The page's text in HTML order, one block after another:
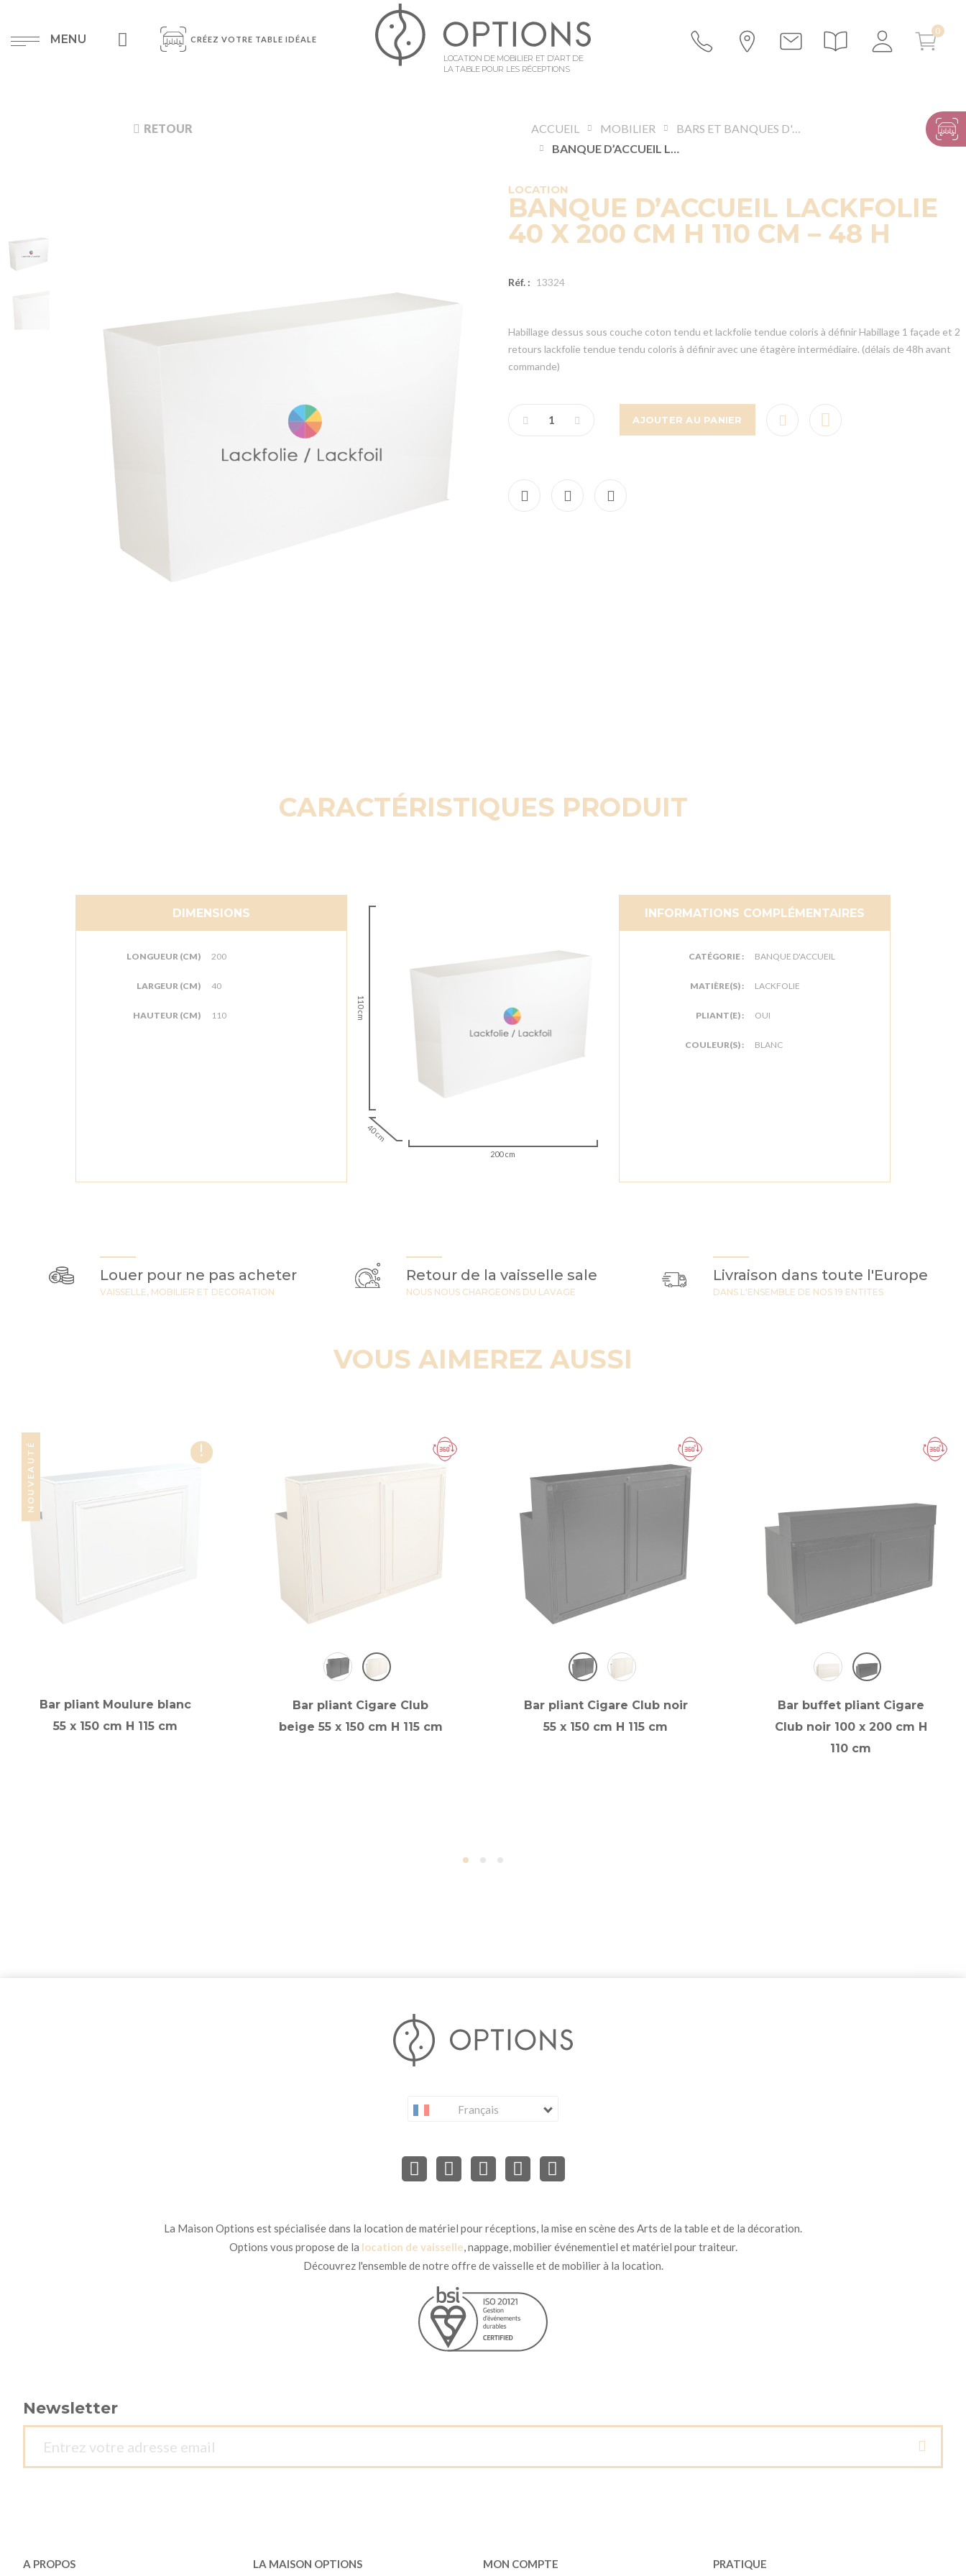
MENU CRÉEZ VOTRE TABLE IDÉALE
LOCATION DE MOBILIER ET D’ART DE
LA TABLE POUR LES RÉCEPTIONS
RETOUR ACCUEIL MOBILIER
BARS ET BANQUES D'ACCUEIL
BANQUE D’ACCUEIL LACKFOLIE 40 X 200 CM H 110 CM – 48 H
LOCATION
BANQUE D’ACCUEIL LACKFOLIE
40 X 200 CM H 110 CM – 48 H
Réf. : 13324
Habillage dessus sous couche coton tendu et lackfolie tendue coloris à définir Habillage 1 façade et 2
retours lackfolie tendue tendu coloris à définir avec une étagère intermédiaire. (délais de 48h avant
commande)
AJOUTER AU PANIER
CARACTÉRISTIQUES PRODUIT
DIMENSIONS
LONGUEUR (CM) 200
LARGEUR (CM) 40
HAUTEUR (CM) 110 110 cm
40 cm
200 cm
INFORMATIONS COMPLÉMENTAIRES
CATÉGORIE : BANQUE D'ACCUEIL
MATIÈRE(S) : LACKFOLIE
PLIANT(E) : OUI
COULEUR(S) : BLANC
Louer pour ne pas acheter
VAISSELLE, MOBILIER ET DECORATION
Retour de la vaisselle sale
NOUS NOUS CHARGEONS DU LAVAGE
Livraison dans toute l'Europe
DANS L'ENSEMBLE DE NOS 19 ENTITES
VOUS AIMEREZ AUSSI
!
NOUVEAUTÉ
Bar pliant Moulure blanc
55 x 150 cm H 115 cm
Bar pliant Cigare Club
beige 55 x 150 cm H 115 cm
Bar pliant Cigare Club noir
55 x 150 cm H 115 cm
Bar buffet pliant Cigare
Club noir 100 x 200 cm H
110 cm
Français
La Maison Options est spécialisée dans la location de matériel pour réceptions, la mise en scène des Arts de la table et de la décoration.
Options vous propose de la location de vaisselle, nappage, mobilier événementiel et matériel pour traiteur.
Découvrez l'ensemble de notre offre de vaisselle et de mobilier à la location.
Newsletter
A PROPOS LA MAISON OPTIONS MON COMPTE PRATIQUE